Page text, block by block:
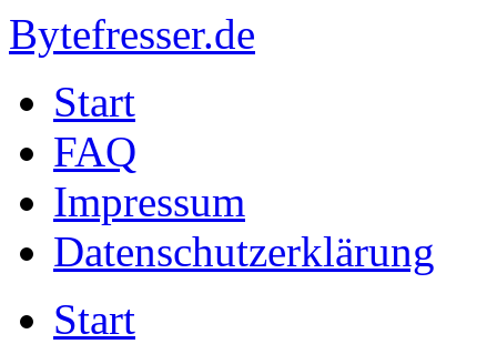
Bytefresser.de
Start
FAQ
Impressum
Datenschutzerklärung
Start